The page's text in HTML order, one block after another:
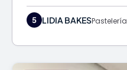
5 LIDIA BAKESPastelería